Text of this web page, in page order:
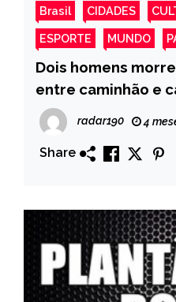
Brasil CIDADES
ESPORTE MUNDO
Dois homens
entre caminhão e
104, no Agreste da
radar190 4
Share